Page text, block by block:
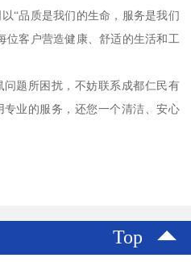
“品质是我们的生命，服务是我们
位客户营造健康、舒适的生活和工
题所困扰，不妨联系成都仁民有
业的服务，还您一个清洁、安心
Top